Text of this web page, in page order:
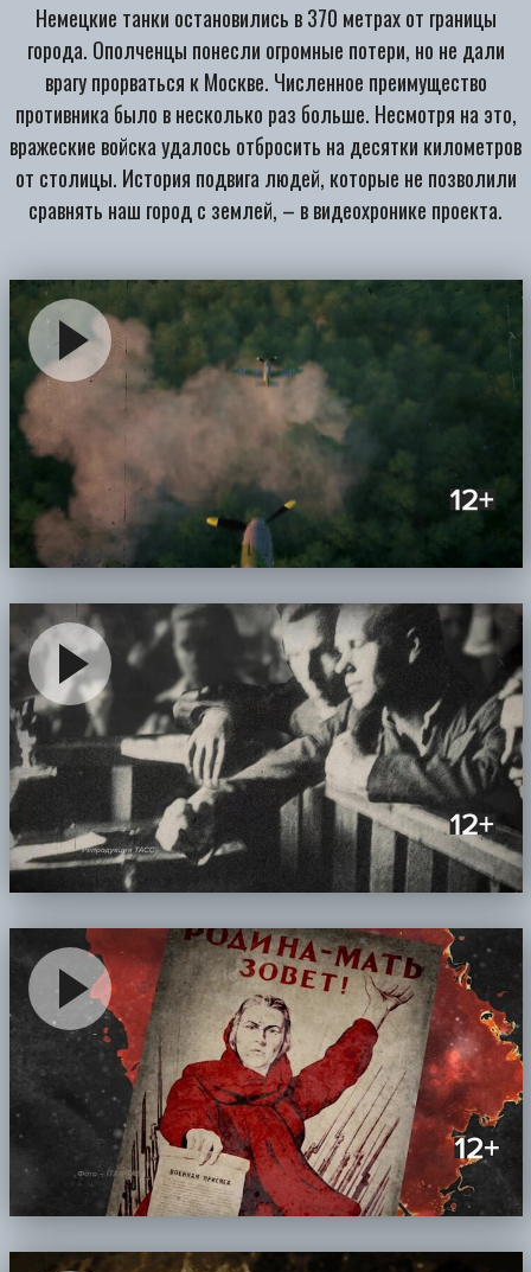
Немецкие танки остановились в 370 метрах от границы
города. Ополченцы понесли огромные потери, но не дали
врагу прорваться к Москве. Численное преимущество
противника было в несколько раз больше. Несмотря на это,
вражеские войска удалось отбросить на десятки километров
от столицы. История подвига людей, которые не позволили
сравнять наш город с землей, – в видеохронике проекта.